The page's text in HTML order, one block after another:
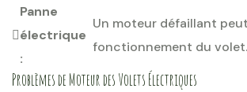
Panne
électrique
:
Un moteur défaillant
fonctionnement du volet.
Problèmes de Moteur des Volets Électriques